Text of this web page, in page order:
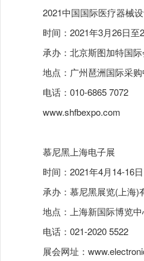
2021中国国际医疗器械设
时间：2021年3月26日至
承办：北京斯图加特国际
地点：广州琶洲国际采购
电话：010-6865 7072
www.shfbexpo.com
慕尼黑上海电子展
时间：2021年4月14-16日
承办：慕尼黑展览(上海)
地点：上海新国际博览中
电话：021-2020 5522
展会网址：